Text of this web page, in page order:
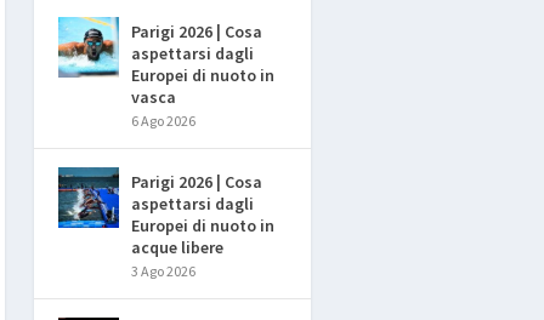
Parigi 2026 | Cosa
aspettarsi dagli
Europei di nuoto in
vasca
6 Ago 2026
Parigi 2026 | Cosa
aspettarsi dagli
Europei di nuoto in
acque libere
3 Ago 2026